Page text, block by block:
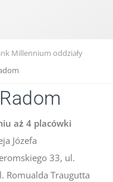
Millennium oddziały
aż 4 placówki
Józefa
33, ul.
Romualda Traugutta